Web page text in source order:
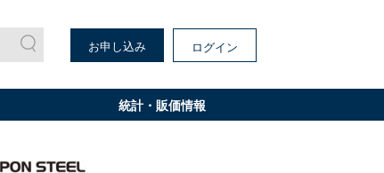
お申し込み ログイン
統計・販価情報